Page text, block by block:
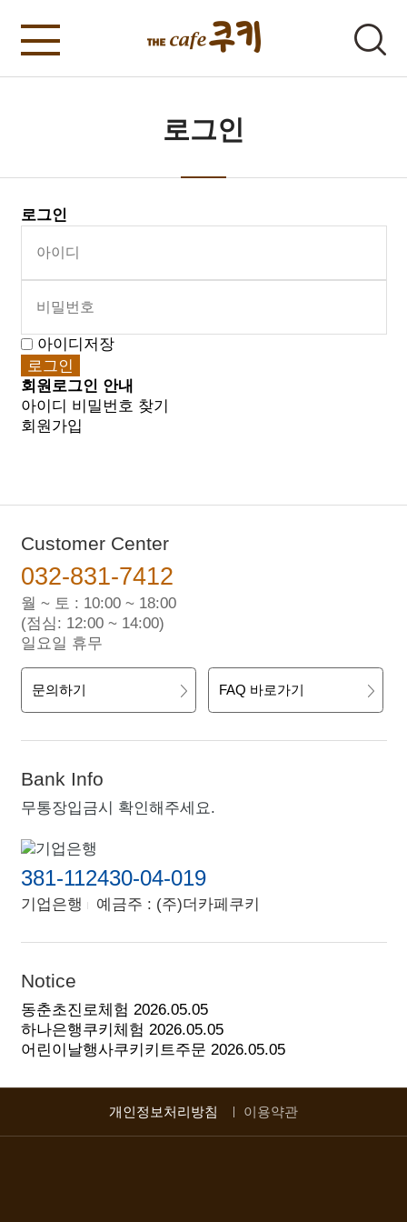
로그인
로그인
아이디저장
회원로그인 안내
아이디 비밀번호 찾기
회원가입
Customer Center
032-831-7412
월 ~ 토 : 10:00 ~ 18:00
(점심: 12:00 ~ 14:00)
일요일 휴무
문의하기 FAQ 바로가기
Bank Info
무통장입금시 확인해주세요.
381-112430-04-019
기업은행 예금주 : (주)더카페쿠키
Notice
동춘초진로체험 2026.05.05
하나은행쿠키체험 2026.05.05
어린이날행사쿠키키트주문 2026.05.05
개인정보처리방침 이용약관